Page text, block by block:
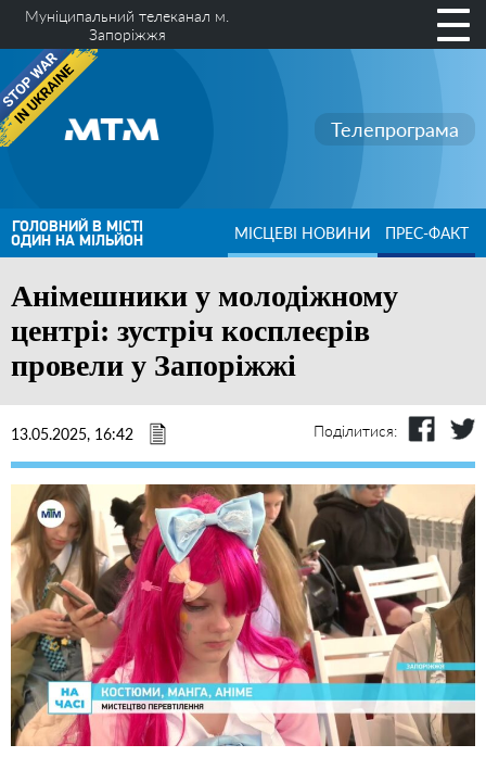
Муніципальний телеканал м.
Запоріжжя
Телепрограма
ГОЛОВНИЙ В МІСТІ
ОДИН НА МІЛЬЙОН МІСЦЕВІ НОВИНИ ПРЕС-ФАКТ
Анімешники у молодіжному
центрі: зустріч косплеєрів
провели у Запоріжжі
13.05.2025, 16:42 Поділитися: